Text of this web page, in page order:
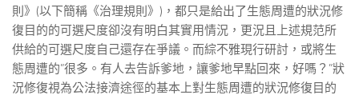
則》(以下簡稱《治理規則》)，都只是給出了生態周遭的狀況修
復目的的可選尺度卻沒有明白其實用情況，更況且上述規范所
供給的可選尺度自己還存在爭議。而綜不雅現行研討，或將生
態周遭的”很多。有人去告訴爹地，讓爹地早點回來，好嗎？”狀
況修復視為公法接濟途徑的基本上對生態周遭的狀況修復目的